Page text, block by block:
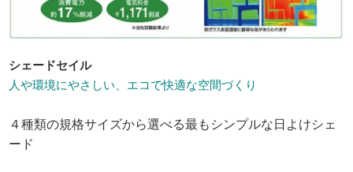
シェードセイル
人や環境にやさしい、エコで快適な空間づくり
４種類の規格サイズから選べる最もシンプルな日よけシェ
ード